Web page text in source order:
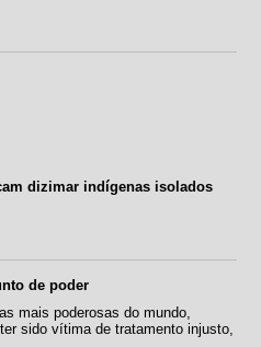
dizimar indígenas isolados
de poder
mais poderosas do mundo,
sido vítima de tratamento injusto,